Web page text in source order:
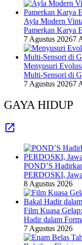
Ayla Modern
Pamerkan Karya
7 Agustus 20267
Menyusuri
Multi-Sensori di
7 Agustus 20267
GAYA HIDUP
POND’S
PERDOSKI,
8 Agustus 2026
Film Kuasa
Hadir dalam
7 Agustus 2026